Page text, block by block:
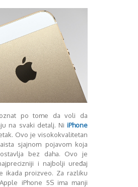
po tome da voli da
na svaki detalj. Ni iPhone
Ovo je visokokvalitetan
sjajnom pojavom koja
bez daha. Ovo je
i najbolji uređaj
ikada proizveo. Za razliku
iPhone 5S ima manji